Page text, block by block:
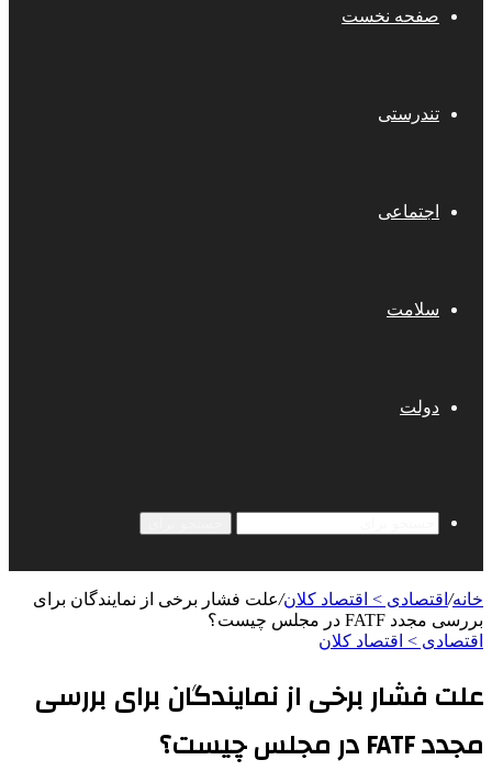
صفحه نخست
تندرستی
اجتماعی
سلامت
دولت
خانه/ اقتصادی > اقتصاد کلان/علت فشار برخی از نمایندگان برای
بررسی مجدد FATF در مجلس چیست؟
اقتصادی > اقتصاد کلان
علت فشار برخی از نمایندگان برای بررسی
مجدد FATF در مجلس چیست؟